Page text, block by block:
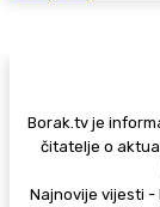
Borak.tv je
čitatelje o
Najnovije vijesti -